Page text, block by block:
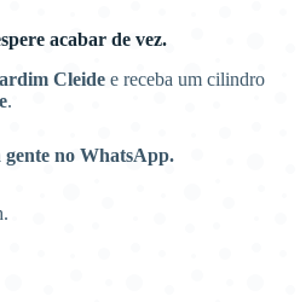
acabar de vez.
Cleide e receba um cilindro
.
gente no WhatsApp.